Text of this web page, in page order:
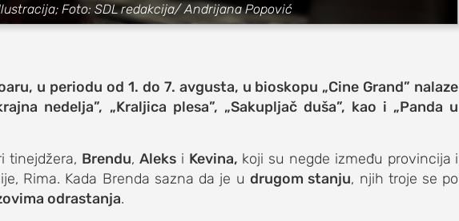
zabava
putovanja
moda i stil
organizacije
Foto: SDL redakcija/ Andrijana Popović
u periodu od 1. do 7. avgusta, u bioskopu „Cine Grand” nalaze
nedelja”, „Kraljica plesa”, „Sakupljač duša”, kao i „Panda u
tinejdžera, Brendu, Aleksi Kevina, koji su negde između provincija i
Rima. Kada Brenda sazna da je u drugom stanju, njih troje se po
odrastanja.